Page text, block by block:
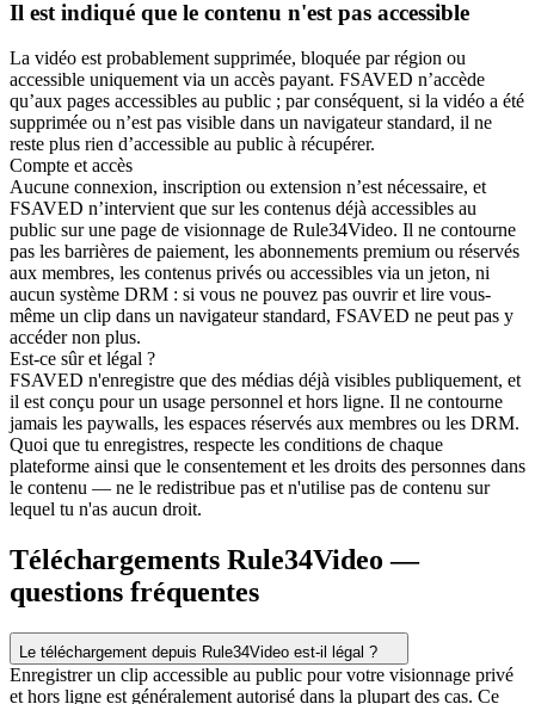
Il est indiqué que le contenu n'est pas accessible
La vidéo est probablement supprimée, bloquée par région ou
accessible uniquement via un accès payant. FSAVED n’accède
qu’aux pages accessibles au public ; par conséquent, si la vidéo a été
supprimée ou n’est pas visible dans un navigateur standard, il ne
reste plus rien d’accessible au public à récupérer.
Compte et accès
Aucune connexion, inscription ou extension n’est nécessaire, et
FSAVED n’intervient que sur les contenus déjà accessibles au
public sur une page de visionnage de Rule34Video. Il ne contourne
pas les barrières de paiement, les abonnements premium ou réservés
aux membres, les contenus privés ou accessibles via un jeton, ni
aucun système DRM : si vous ne pouvez pas ouvrir et lire vous-
même un clip dans un navigateur standard, FSAVED ne peut pas y
accéder non plus.
Est-ce sûr et légal ?
FSAVED n'enregistre que des médias déjà visibles publiquement, et
il est conçu pour un usage personnel et hors ligne. Il ne contourne
jamais les paywalls, les espaces réservés aux membres ou les DRM.
Quoi que tu enregistres, respecte les conditions de chaque
plateforme ainsi que le consentement et les droits des personnes dans
le contenu — ne le redistribue pas et n'utilise pas de contenu sur
lequel tu n'as aucun droit.
Téléchargements Rule34Video —
questions fréquentes
Le téléchargement depuis Rule34Video est-il légal ?
Enregistrer un clip accessible au public pour votre visionnage privé
et hors ligne est généralement autorisé dans la plupart des cas. Ce